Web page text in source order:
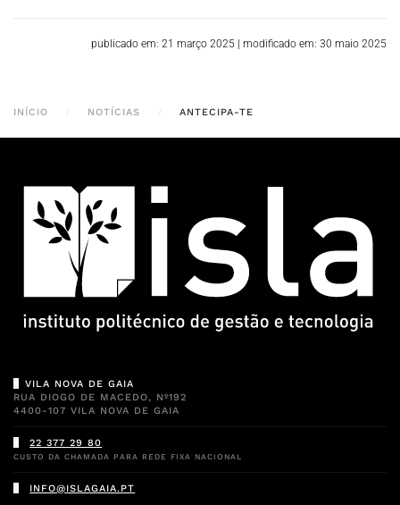
publicado em: 21 março 2025 modificado em: 30 maio 2025
INÍCIO NOTÍCIAS ANTECIPA-TE
VILA NOVA DE GAIA
RUA DIOGO DE MACEDO, Nº192
4400-107 VILA NOVA DE GAIA
22 377 29 80
CUSTO DA CHAMADA PARA REDE FIXA NACIONAL
INFO@ISLAGAIA.PT